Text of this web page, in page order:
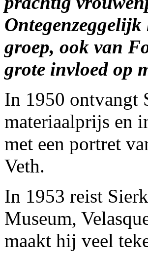
Ontegenzeggelijk
groep, ook van
grote invloed op
In 1950 ontvangt
materiaalprijs en
met een portret
Veth.
In 1953 reist
Museum,
maakt hij veel